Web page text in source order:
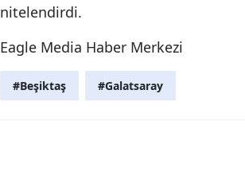
nitelendirdi.
Eagle Media Haber Merkezi
#Beşiktaş #Galatsaray